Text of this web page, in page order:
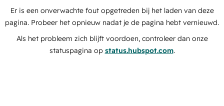
Er is een onverwachte fout opgetreden bij het laden van deze
pagina. Probeer het opnieuw nadat je de pagina hebt vernieuwd.
Als het probleem zich blijft voordoen, controleer dan onze
statuspagina op status.hubspot.com.